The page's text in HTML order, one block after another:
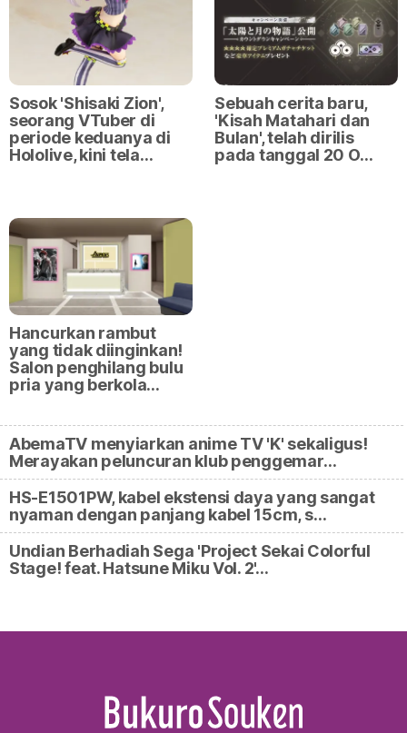
Sosok 'Shisaki Zion',
seorang VTuber di
periode keduanya di
Hololive, kini tela…
Sebuah cerita baru,
'Kisah Matahari dan
Bulan', telah dirilis
pada tanggal 20 O…
Hancurkan rambut
yang tidak diinginkan!
Salon penghilang bulu
pria yang berkola…
AbemaTV menyiarkan anime TV 'K' sekaligus!
Merayakan peluncuran klub penggemar…
HS-E1501PW, kabel ekstensi daya yang sangat
nyaman dengan panjang kabel 15cm, s…
Undian Berhadiah Sega 'Project Sekai Colorful
Stage! feat. Hatsune Miku Vol. 2'…